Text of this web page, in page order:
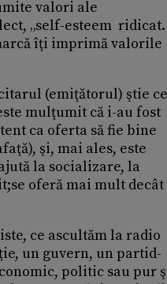
valori ale
„self-esteem ridicat.
îţi imprimă valorile
(emiţătorul) ştie
mulţumit că i-au fost
ca oferta să fie bine
şi, mai ales, este
la socializare, la
oferă mai mult decât
ce ascultăm la radio
un guvern, un partid-
politic sau pur